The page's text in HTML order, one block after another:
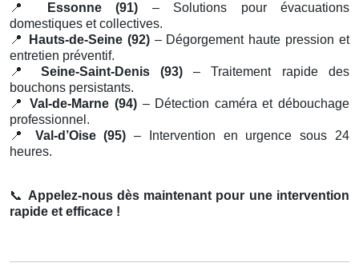
📍
Essonne (91) – Solutions pour évacuations
domestiques et collectives.
📍
Hauts-de-Seine (92)– Dégorgement haute pression et
entretien préventif.
📍
Seine-Saint-Denis (93)– Traitement rapide des
bouchons persistants.
📍
Val-de-Marne (94)– Détection caméra et débouchage
professionnel.
📍
Val-d’Oise (95) – Intervention en urgence sous 24
heures.
📞 Appelez-nous dès maintenant pour une intervention
rapide et efficace !